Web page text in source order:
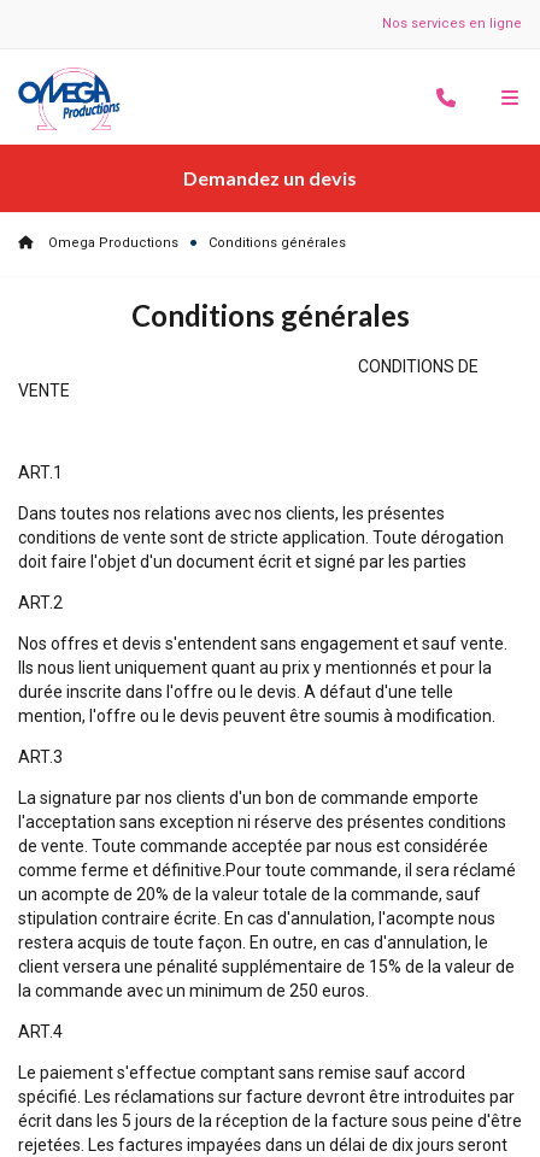
Nos services en ligne
Demandez un devis
Omega Productions Conditions générales
Conditions générales
CONDITIONS DE
VENTE
ART.1
Dans toutes nos relations avec nos clients, les présentes
conditions de vente sont de stricte application. Toute dérogation
doit faire l'objet d'un document écrit et signé par les parties
ART.2
Nos offres et devis s'entendent sans engagement et sauf vente.
Ils nous lient uniquement quant au prix y mentionnés et pour la
durée inscrite dans l'offre ou le devis. A défaut d'une telle
mention, l'offre ou le devis peuvent être soumis à modification.
ART.3
La signature par nos clients d'un bon de commande emporte
l'acceptation sans exception ni réserve des présentes conditions
de vente. Toute commande acceptée par nous est considérée
comme ferme et définitive.Pour toute commande, il sera réclamé
un acompte de 20% de la valeur totale de la commande, sauf
stipulation contraire écrite. En cas d'annulation, l'acompte nous
restera acquis de toute façon. En outre, en cas d'annulation, le
client versera une pénalité supplémentaire de 15% de la valeur de
la commande avec un minimum de 250 euros.
ART.4
Le paiement s'effectue comptant sans remise sauf accord
spécifié. Les réclamations sur facture devront être introduites par
écrit dans les 5 jours de la réception de la facture sous peine d'être
rejetées. Les factures impayées dans un délai de dix jours seront